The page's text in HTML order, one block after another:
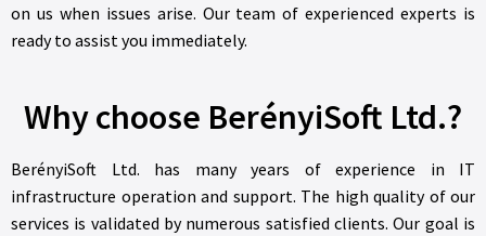
on us when issues arise. Our team of experienced experts is
ready to assist you immediately.
Why choose BerényiSoft Ltd.?
BerényiSoft Ltd. has many years of experience in IT
infrastructure operation and support. The high quality of our
services is validated by numerous satisfied clients. Our goal is